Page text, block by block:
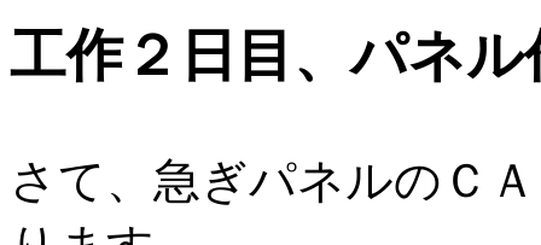
工作２日目、パネル
さて、急ぎパネルのＣ